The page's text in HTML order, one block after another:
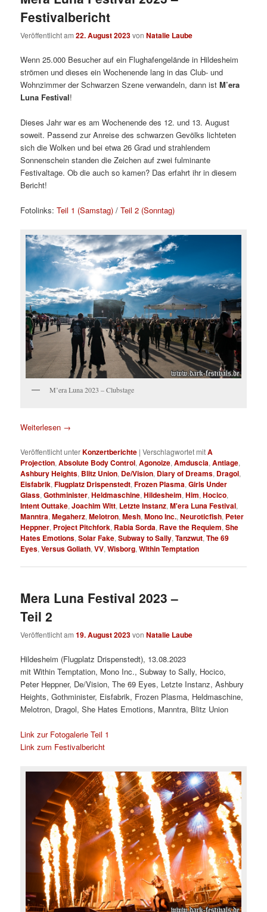
Festivalbericht
Veröffentlicht am22. August 2023vonNatalie Laube
Wenn 25.000 Besucher auf ein Flughafengelände in Hildesheim
strömen und dieses ein Wochenende lang in das Club- und
Wohnzimmer der Schwarzen Szene verwandeln, dann istM’era
Luna Festival!
Dieses Jahr war es am Wochenende des 12. und 13. August
soweit. Passend zur Anreise des schwarzen Gevölks lichteten
sich die Wolken und bei etwa 26 Grad und strahlendem
Sonnenschein standen die Zeichen auf zwei fulminante
Festivaltage. Ob die auch so kamen? Das erfahrt ihr in diesem
Bericht!
Fotolinks:Teil 1 (Samstag) /Teil 2 (Sonntag)
M’era Luna 2023 – Clubstage
Weiterlesen →
Veröffentlicht unterKonzertberichte |Verschlagwortet mitA
Projection,Absolute Body Control,Agonoize,Amduscia,Antiage,
Ashbury Heights, Blitz Union, De/Vision, Diary of Dreams, Dragol,
Eisfabrik,Flugplatz Drispenstedt,Frozen Plasma,Girls Under
Glass,Gothminister,Heldmaschine,Hildesheim,Him,Hocico,
Intent Outtake,Joachim Witt, Letzte Instanz,M'era Luna Festival,
Manntra,Megaherz,Melotron,Mesh,Mono Inc.,Neuroticfish, Peter
Heppner, Project Pitchfork, Rabia Sorda, Rave the Requiem,She
Hates Emotions,Solar Fake,Subway to Sally,Tanzwut,The 69
Eyes,Versus Goliath,VV,Wisborg,Within Temptation
Mera Luna Festival 2023 –
Teil 2
Veröffentlicht am19. August 2023vonNatalie Laube
Hildesheim (Flugplatz Drispenstedt), 13.08.2023
mit Within Temptation, Mono Inc., Subway to Sally, Hocico,
Peter Heppner, De/Vision, The 69 Eyes, Letzte Instanz, Ashbury
Heights, Gothminister, Eisfabrik, Frozen Plasma, Heldmaschine,
Melotron, Dragol, She Hates Emotions, Manntra, Blitz Union
Link zur Fotogalerie Teil 1
Link zum Festivalbericht